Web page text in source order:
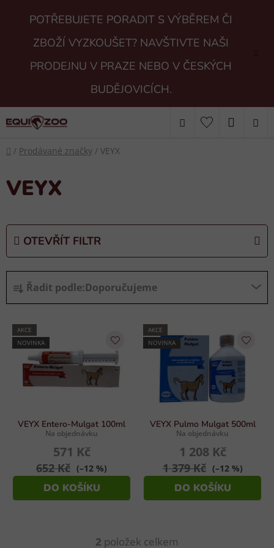
POTŘEBUJETE PORADIT S VÝBĚREM ČI
ZBOŽÍ VYZKOUŠET? NAVŠTIVTE NAŠI
PRODEJNU V PRAZE NEBO V ČESKÝCH
BUDĚJOVICÍCH.
Hledat
Domů
/ Prodávané značky / VEYX
VEYX
OTEVŘÍT FILTR
Ř
a
z
e
n
Řadit podle:Doporučujeme
V
ý
k
AKCE
NOVINKA
VEYX Entero-Mulgat 100ml
Na objednávku
571 Kč
652 Kč (–12 %)
DO KOŠÍKU
AKCE
NOVINKA
VEYX Pulmo Mulgat 500ml
Na objednávku
1 208 Kč
1 379 Kč (–12 %)
DO KOŠÍKU
2 položek celkem